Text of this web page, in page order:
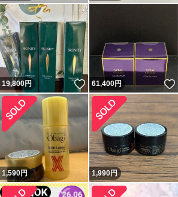
いいね！
19,800円 いいね！
61,400円
1,590円 1,990円